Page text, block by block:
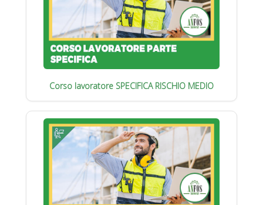
Corso lavoratore SPECIFICA RISCHIO MEDIO